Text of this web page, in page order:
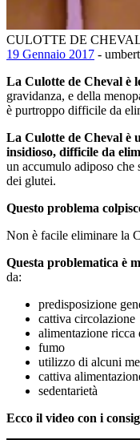
CULOTTE DE
19 Gennaio 2017 -
La Culotte de Cheval è
gravidanza, e della
è purtroppo difficile da
La Culotte de Cheval è
insidioso, difficile da
un accumulo adiposo che
dei glutei.
Questo problema
Non è facile eliminare la
Questa problematica è
da:
predisposizione
cattiva circolazione
alimentazione ricca
fumo
utilizzo di alcuni
cattiva
sedentarietà
Ecco il video con i